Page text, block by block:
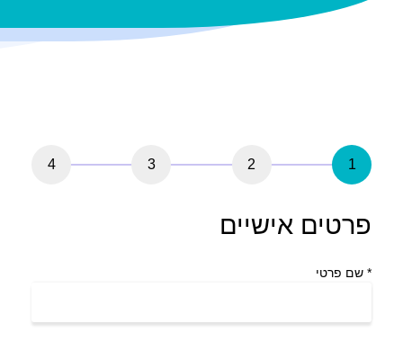
1
2
3
4
פרטים אישיים
* שם פרטי